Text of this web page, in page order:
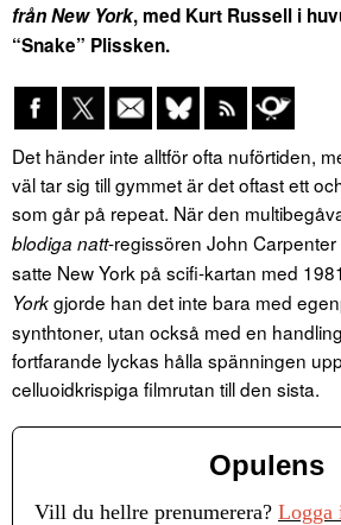
från New York, med Kurt Russell i
“Snake” Plissken.
Det händer inte alltför ofta nuförtiden,
väl tar sig till gymmet är det oftast ett
som går på repeat. När den
blodiga natt-regissören John
satte New York på scifi-kartan med
Yorkgjorde han det inte bara med
synthtoner, utan också med en
fortfarande lyckas hålla spänningen
celluoidkrispiga filmrutan till den sista.
Opulens
Vill du hellre prenumerera? Logga